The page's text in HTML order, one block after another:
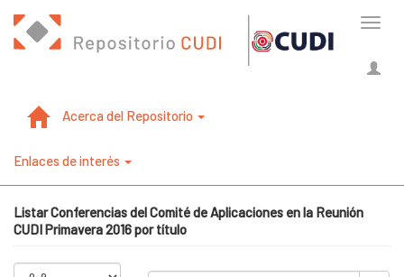
Acerca del Repositorio
Enlaces de interés
Listar Conferencias del Comité de Aplicaciones en la Reunión
CUDI Primavera 2016 por título